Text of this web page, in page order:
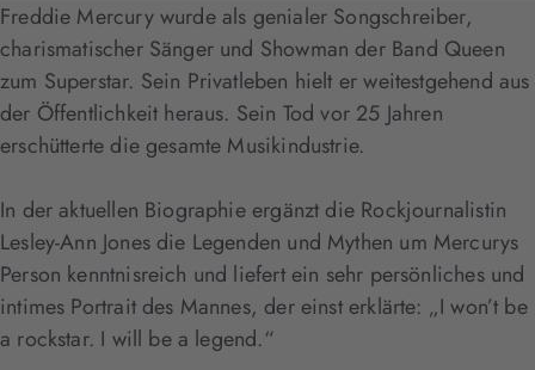
Freddie Mercury wurde als genialer Songschreiber,
charismatischer Sänger und Showman der Band Queen
zum Superstar. Sein Privatleben hielt er weitestgehend aus
der Öffentlichkeit heraus. Sein Tod vor 25 Jahren
erschütterte die gesamte Musikindustrie.
In der aktuellen Biographie ergänzt die Rockjournalistin
Lesley-Ann Jones die Legenden und Mythen um Mercurys
Person kenntnisreich und liefert ein sehr persönliches und
intimes Portrait des Mannes, der einst erklärte: „I won’t be
a rockstar. I will be a legend.“